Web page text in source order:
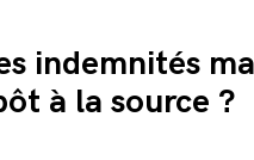
indemnités
à la source ?